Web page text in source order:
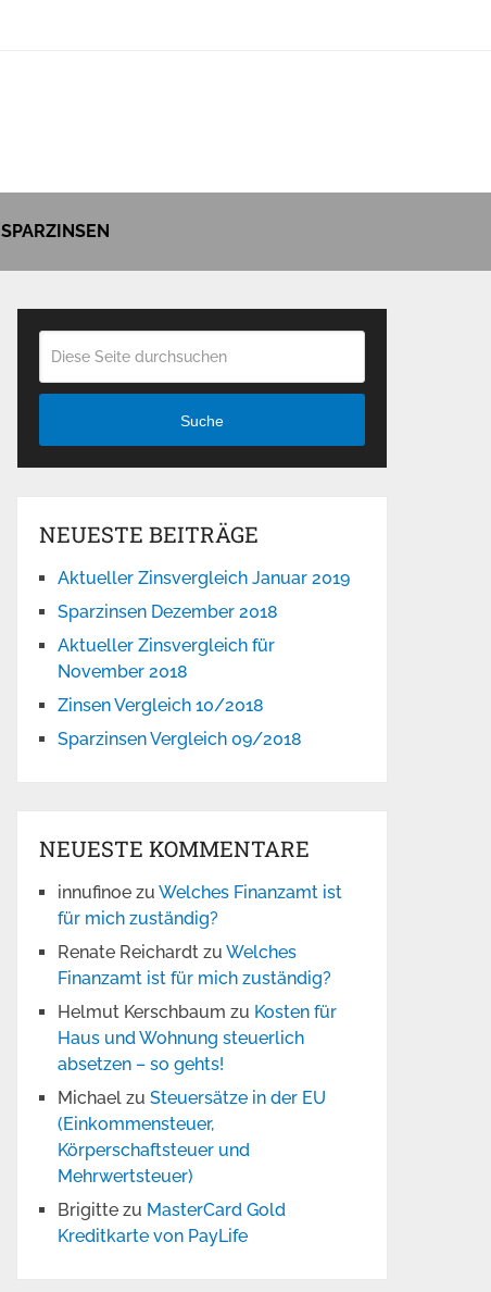
SPARZINSEN
Suche
NEUESTE BEITRÄGE
Aktueller Zinsvergleich Januar 2019
Sparzinsen Dezember 2018
Aktueller Zinsvergleich für
November 2018
Zinsen Vergleich 10/2018
Sparzinsen Vergleich 09/2018
NEUESTE KOMMENTARE
innufinoe zuWelches Finanzamt ist
für mich zuständig?
Renate Reichardt zuWelches
Finanzamt ist für mich zuständig?
Helmut Kerschbaum zu Kosten für
Haus und Wohnung steuerlich
absetzen – so gehts!
Michael zuSteuersätze in der EU
(Einkommensteuer,
Körperschaftsteuer und
Mehrwertsteuer)
Brigitte zu MasterCard Gold
Kreditkarte von PayLife